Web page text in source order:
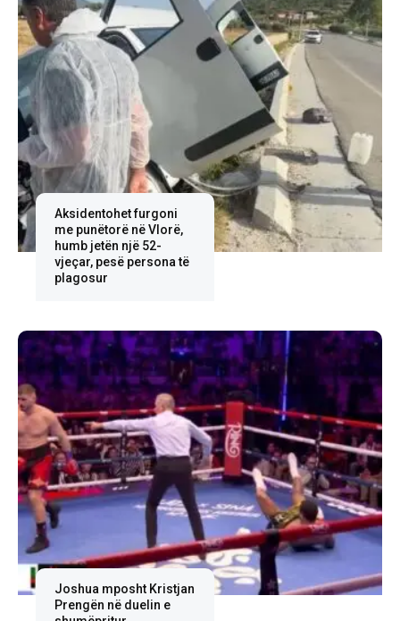
Aksidentohet furgoni
me punëtorë në Vlorë,
humb jetën një 52-
vjeçar, pesë persona të
plagosur
Joshua mposht Kristjan
Prengën në duelin e